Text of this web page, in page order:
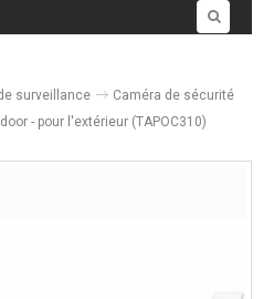
surveillance
Caméra de sécurité
- pour l'extérieur (TAPOC310)